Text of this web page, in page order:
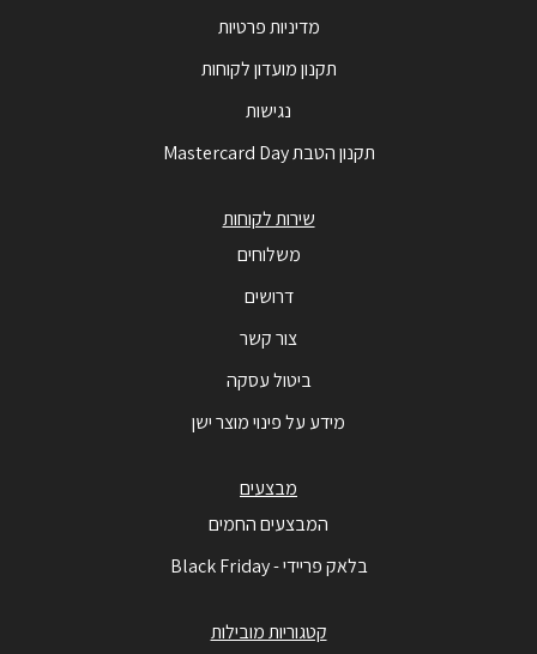
מדיניות פרטיות
תקנון מועדון לקוחות
נגישות
תקנון הטבת Mastercard Day
שירות לקוחות
משלוחים
דרושים
צור קשר
ביטול עסקה
מידע על פינוי מוצר ישן
מבצעים
המבצעים החמים
בלאק פריידי - Black Friday
קטגוריות מובילות